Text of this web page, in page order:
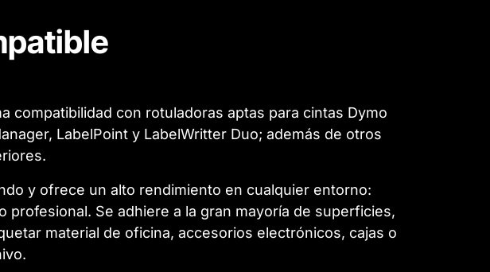
compatibilidad con rotuladoras aptas para cintas Dymo
LabelPoint y LabelWritter Duo; además de otros
y ofrece un alto rendimiento en cualquier entorno:
Se adhiere a la gran mayoría de superficies,
material de oficina, accesorios electrónicos, cajas o